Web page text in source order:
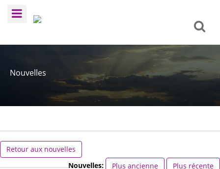
Nouvelles
Retour aux nouvelles
Nouvelles:
Plus ancienne Plus récente